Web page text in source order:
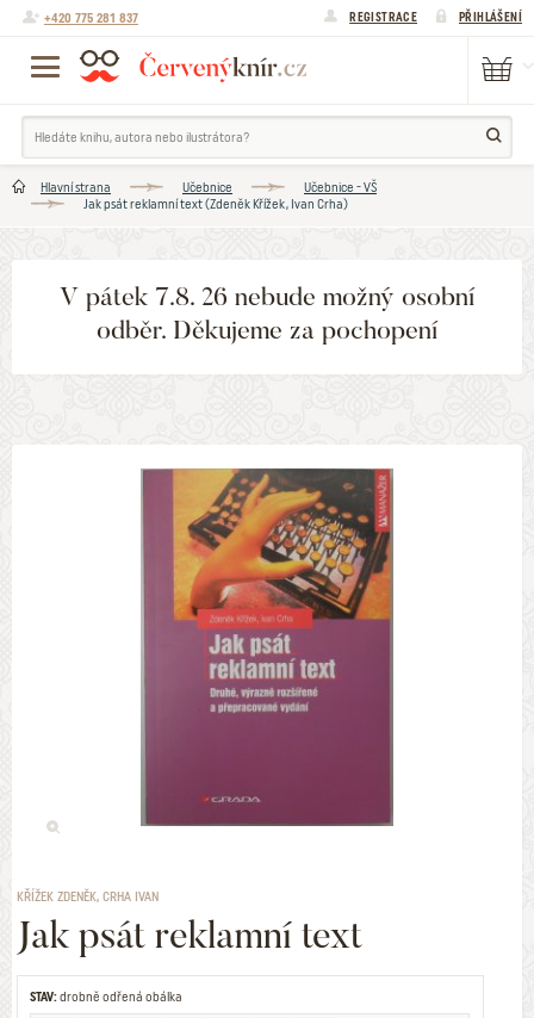
+420 775 281 837 REGISTRACE PŘIHLÁŠENÍ
Hlavní strana Učebnice
Učebnice - VŠ
Jak psát reklamní text (Zdeněk Křížek, Ivan Crha)
V pátek 7.8. 26 nebude možný osobní
odběr. Děkujeme za pochopení
KŘÍŽEK ZDENĚK, CRHA IVAN
Jak psát reklamní text
STAV:drobně odřená obálka